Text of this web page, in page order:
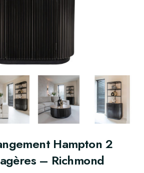
Hampton 2
– Richmond